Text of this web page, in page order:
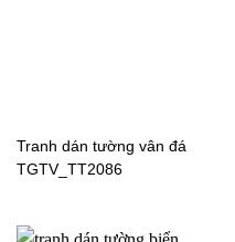
Tranh dán tường vân đá
TGTV_TT2086